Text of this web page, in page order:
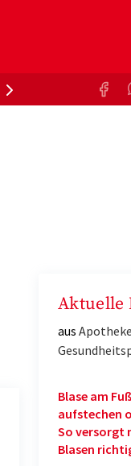
Aktuelle
aus Apotheke
Blase am Fuß
aufstechen
So versorgt
Blasen